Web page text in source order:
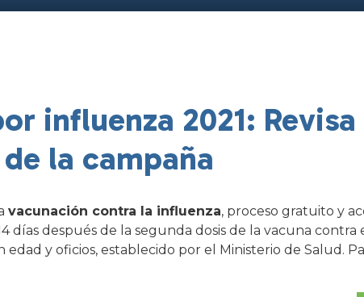
influenza 2021:
la campaña
vacunación contra la influenza, proceso gratuito y
días después de la segunda dosis de la vacuna contra
edad y oficios, establecido por el Ministerio de Salud.